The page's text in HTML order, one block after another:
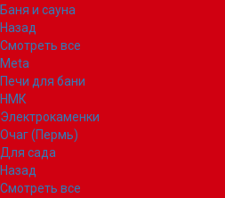
Баня и сауна
Назад
Смотреть все
Meta
Печи для бани
НМК
Электрокаменки
Очаг (Пермь)
Для сада
Назад
Смотреть все